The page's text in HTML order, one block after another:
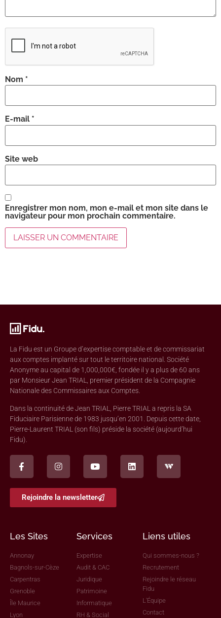
Nom *
E-mail *
Site web
Enregistrer mon nom, mon e-mail et mon site dans le
navigateur pour mon prochain commentaire.
La Fidu est un Groupe d’expertise comptable et de commissariat
aux comptes implanté sur tout le territoire national. Société
Anonyme au capital de 1,000,000€, fondée il y a plus de 60 ans
par Monsieur Jean TRIAL, premier président de la Compagnie
Nationale des Commissaires aux Comptes.
Dans la continuité de Jean TRIAL, Pierre TRIAL a repris la SA
Fiduciaire Parisienne de 1983 jusqu’en 2001. Depuis cette date,
Pierre-Laurent TRIAL (son fils) préside la société (aujourd’hui
Fidu).
Rejoindre la newsletter
Les Sites
Annonay
Bagnols-sur-Cèze
Carpentras
Grenoble
Île Maurice
Lyon
Services
Expertise
Audit & CAC
Juridique
Patrimoine
Informatique
RH & Social
Liens utiles
Qui sommes-nous ?
Recrutement
Rejoindre le réseau
Fidu
L'Équipe
Contact